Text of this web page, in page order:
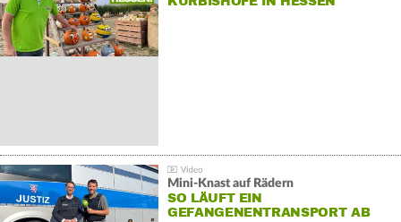
Mini-Knast auf Rädern
SO LÄUFT EIN
GEFANGENENTRANSPORT AB